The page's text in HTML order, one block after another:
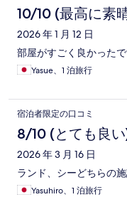
10/10 (最高に素
2026 年 1 月 12 日
部屋がすごく良かった
Yasue、1 泊旅行
宿泊者限定の口コミ
8/10 (とても良
2026 年 3 月 16 日
ランド、シーどちらの
Yasuhiro、1 泊旅行